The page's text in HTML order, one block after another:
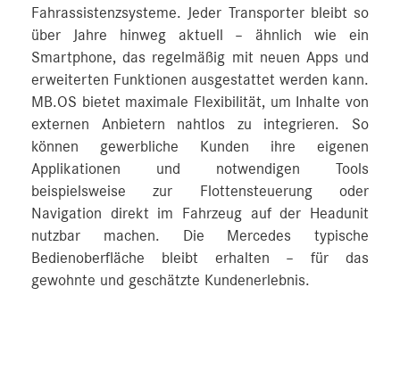
Fahrassistenzsysteme. Jeder Transporter bleibt so
über Jahre hinweg aktuell – ähnlich wie ein
Smartphone, das regelmäßig mit neuen Apps und
erweiterten Funktionen ausgestattet werden kann.
MB.OS bietet maximale Flexibilität, um Inhalte von
externen Anbietern nahtlos zu integrieren. So
können gewerbliche Kunden ihre eigenen
Applikationen und notwendigen Tools
beispielsweise zur Flottensteuerung oder
Navigation direkt im Fahrzeug auf der Headunit
nutzbar machen. Die Mercedes typische
Bedienoberfläche bleibt erhalten – für das
gewohnte und geschätzte Kundenerlebnis.